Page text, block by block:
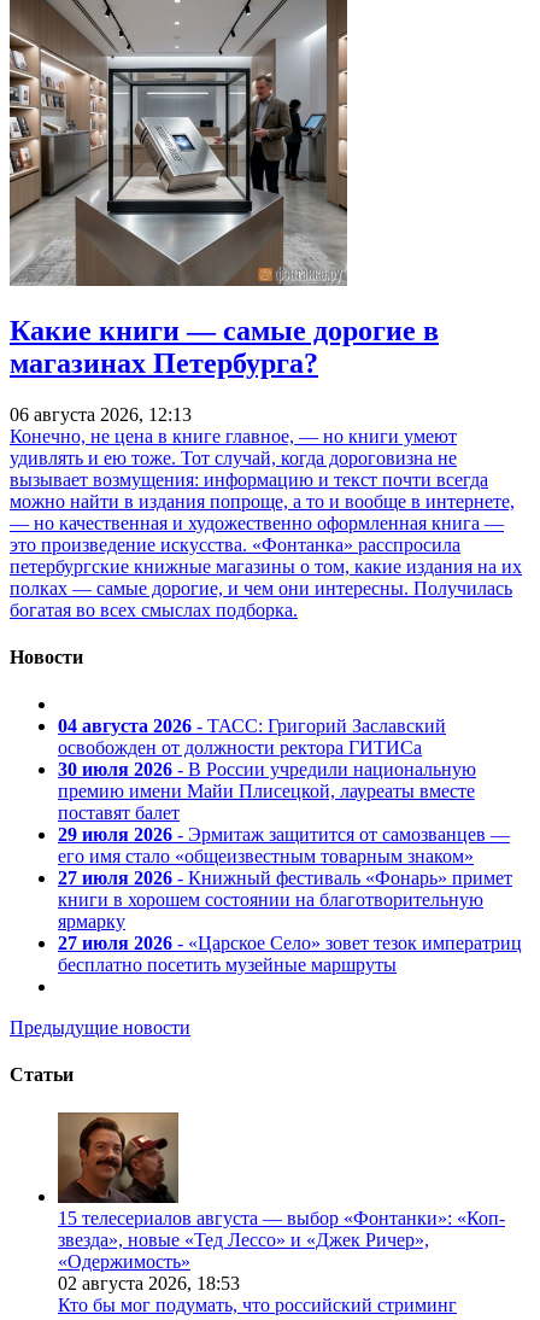
Какие книги — самые дорогие в
магазинах Петербурга?
06 августа 2026, 12:13
Конечно, не цена в книге главное, — но книги умеют
удивлять и ею тоже. Тот случай, когда дороговизна не
вызывает возмущения: информацию и текст почти всегда
можно найти в издания попроще, а то и вообще в интернете,
— но качественная и художественно оформленная книга —
это произведение искусства. «Фонтанка» расспросила
петербургские книжные магазины о том, какие издания на их
полках — самые дорогие, и чем они интересны. Получилась
богатая во всех смыслах подборка.
Новости
04 августа 2026 - ТАСС: Григорий Заславский
освобожден от должности ректора ГИТИСа
30 июля 2026 - В России учредили национальную
премию имени Майи Плисецкой, лауреаты вместе
поставят балет
29 июля 2026 - Эрмитаж защитится от самозванцев —
его имя стало «общеизвестным товарным знаком»
27 июля 2026 - Книжный фестиваль «Фонарь» примет
книги в хорошем состоянии на благотворительную
ярмарку
27 июля 2026 - «Царское Село» зовет тезок императриц
бесплатно посетить музейные маршруты
Предыдущие новости
Статьи
15 телесериалов августа — выбор «Фонтанки»: «Коп-
звезда», новые «Тед Лессо» и «Джек Ричер»,
«Одержимость»
02 августа 2026, 18:53
Кто бы мог подумать, что российский стриминг